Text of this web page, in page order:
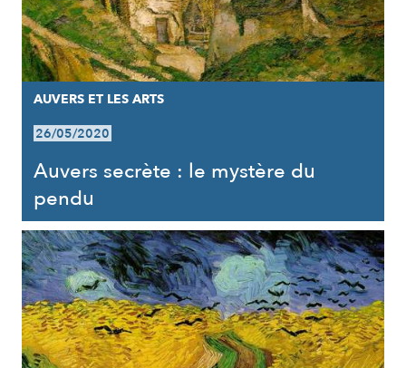
AUVERS ET LES ARTS
26/05/2020
Auvers secrète : le mystère du
pendu